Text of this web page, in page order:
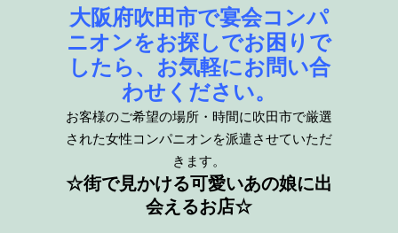
大阪府吹田市で宴会コンパ
ニオンをお探しでお困りで
したら、お気軽にお問い合
わせください。
お客様のご希望の場所・時間に吹田市で厳選
された女性コンパニオンを派遣させていただ
きます。
☆街で見かける可愛いあの娘に出
会えるお店☆